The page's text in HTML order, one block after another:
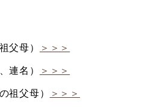
母）
＞＞＞
名）
＞＞＞
父母）
＞＞＞